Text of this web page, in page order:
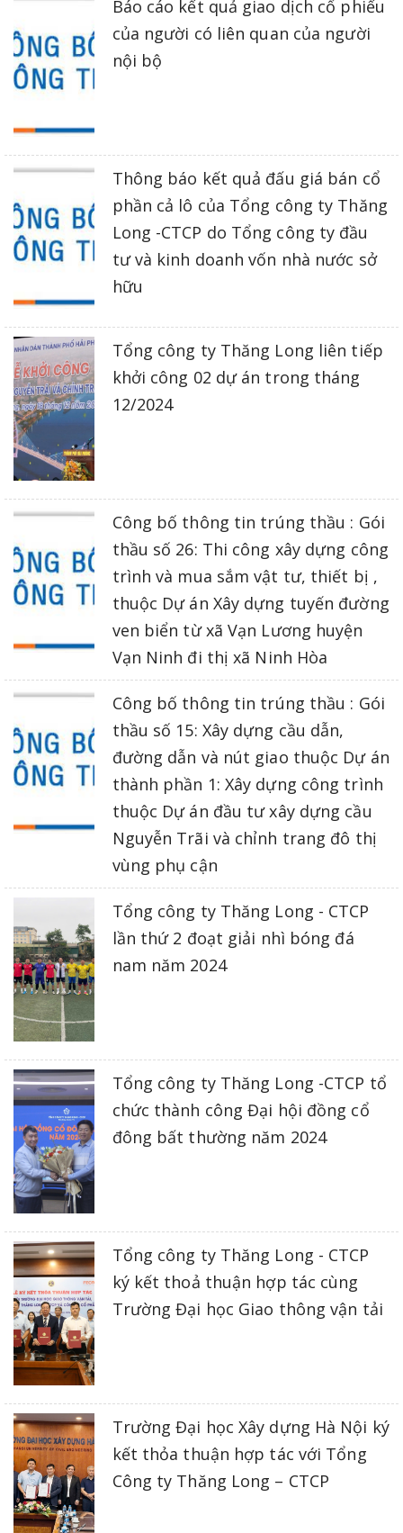
Báo cáo kết quả giao dịch cổ phiếu
của người có liên quan của người
nội bộ
Thông báo kết quả đấu giá bán cổ
phần cả lô của Tổng công ty Thăng
Long -CTCP do Tổng công ty đầu
tư và kinh doanh vốn nhà nước sở
hữu
Tổng công ty Thăng Long liên tiếp
khởi công 02 dự án trong tháng
12/2024
Công bố thông tin trúng thầu : Gói
thầu số 26: Thi công xây dựng công
trình và mua sắm vật tư, thiết bị ,
thuộc Dự án Xây dựng tuyến đường
ven biển từ xã Vạn Lương huyện
Vạn Ninh đi thị xã Ninh Hòa
Công bố thông tin trúng thầu : Gói
thầu số 15: Xây dựng cầu dẫn,
đường dẫn và nút giao thuộc Dự án
thành phần 1: Xây dựng công trình
thuộc Dự án đầu tư xây dựng cầu
Nguyễn Trãi và chỉnh trang đô thị
vùng phụ cận
Tổng công ty Thăng Long - CTCP
lần thứ 2 đoạt giải nhì bóng đá
nam năm 2024
Tổng công ty Thăng Long -CTCP tổ
chức thành công Đại hội đồng cổ
đông bất thường năm 2024
Tổng công ty Thăng Long - CTCP
ký kết thoả thuận hợp tác cùng
Trường Đại học Giao thông vận tải
Trường Đại học Xây dựng Hà Nội ký
kết thỏa thuận hợp tác với Tổng
Công ty Thăng Long – CTCP